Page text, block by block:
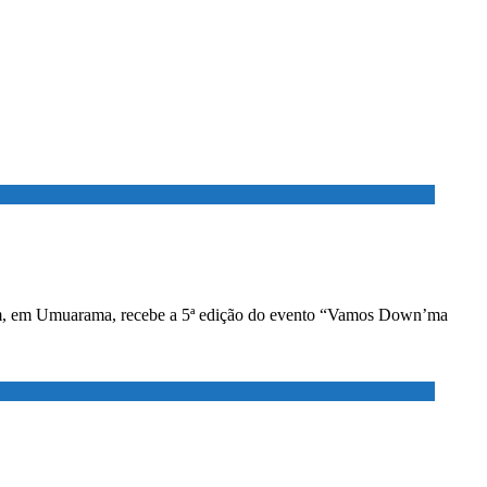
Umuarama, recebe a 5ª edição do evento “Vamos Down’ma